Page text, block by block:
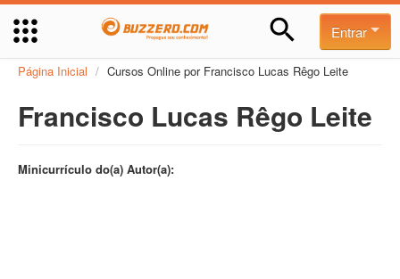
Entrar
Página Inicial / Cursos Online por Francisco Lucas Rêgo Leite
Francisco Lucas Rêgo Leite
Minicurrículo do(a) Autor(a):